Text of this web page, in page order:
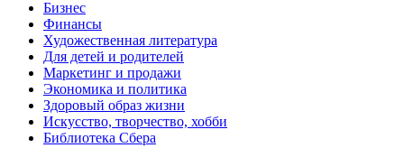
Бизнес
Финансы
Художественная литература
Для детей и родителей
Маркетинг и продажи
Экономика и политика
Здоровый образ жизни
Искусство, творчество, хобби
Библиотека Сбера